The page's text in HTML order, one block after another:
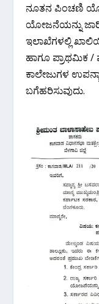
ನೂತನ ಪಿಂಚಣಿ
ಯೋಜನೆಯನ್ನು
ಇಲಾಖೆಗಳಲ್ಲಿ
ಹಾಗೂ ಪ್ರಾಥಮಿಕ /
ಕಾಲೇಜುಗಳ
ಬಗೆಹರಿಸುವುದು.